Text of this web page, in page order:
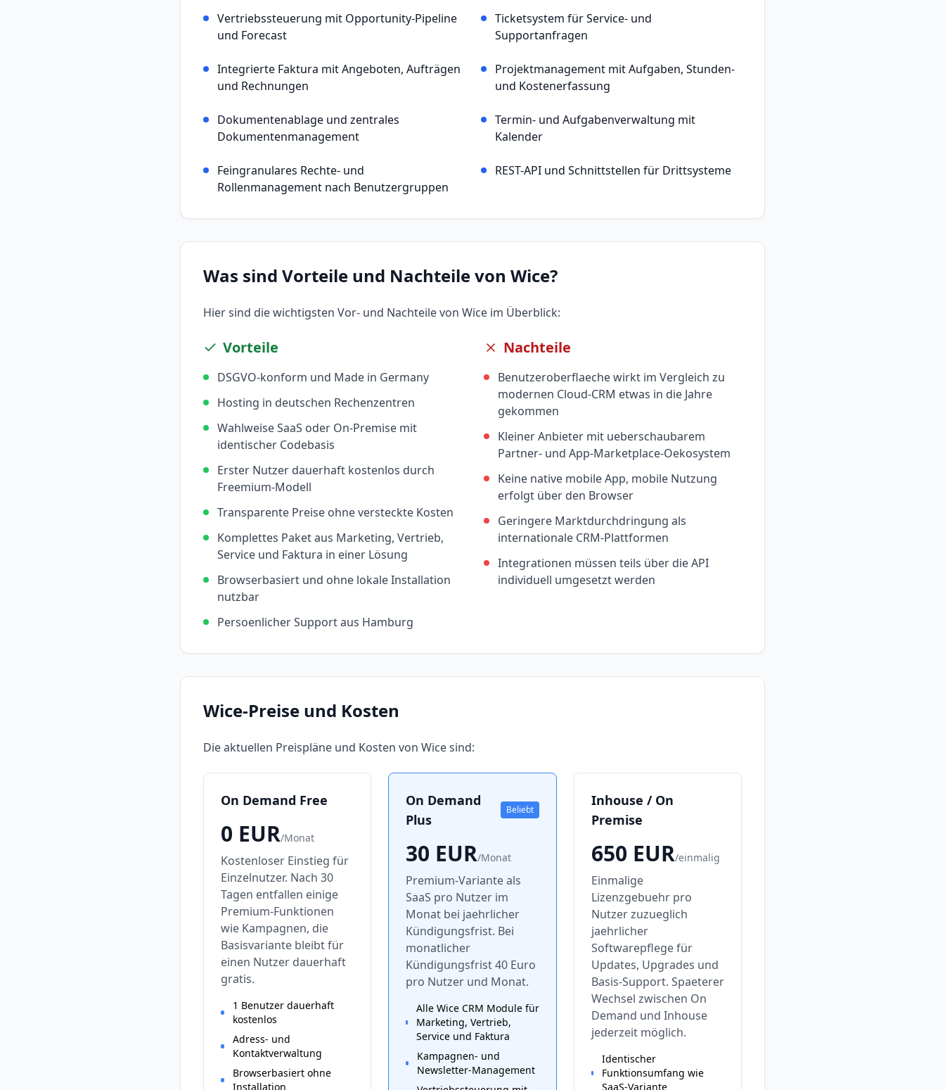
Vertriebssteuerung mit Opportunity-Pipeline
und Forecast
Ticketsystem für Service- und
Supportanfragen
Integrierte Faktura mit Angeboten, Aufträgen
und Rechnungen
Projektmanagement mit Aufgaben, Stunden-
und Kostenerfassung
Dokumentenablage und zentrales
Dokumentenmanagement
Termin- und Aufgabenverwaltung mit
Kalender
Feingranulares Rechte- und
Rollenmanagement nach Benutzergruppen
REST-API und Schnittstellen für Drittsysteme
Was sind Vorteile und Nachteile von Wice?
Hier sind die wichtigsten Vor- und Nachteile von Wice im Überblick:
Vorteile
DSGVO-konform und Made in Germany
Hosting in deutschen Rechenzentren
Wahlweise SaaS oder On-Premise mit
identischer Codebasis
Erster Nutzer dauerhaft kostenlos durch
Freemium-Modell
Transparente Preise ohne versteckte Kosten
Komplettes Paket aus Marketing, Vertrieb,
Service und Faktura in einer Lösung
Browserbasiert und ohne lokale Installation
nutzbar
Persoenlicher Support aus Hamburg
Nachteile
Benutzeroberflaeche wirkt im Vergleich zu
modernen Cloud-CRM etwas in die Jahre
gekommen
Kleiner Anbieter mit ueberschaubarem
Partner- und App-Marketplace-Oekosystem
Keine native mobile App, mobile Nutzung
erfolgt über den Browser
Geringere Marktdurchdringung als
internationale CRM-Plattformen
Integrationen müssen teils über die API
individuell umgesetzt werden
Wice-Preise und Kosten
Die aktuellen Preispläne und Kosten von Wicesind:
On Demand Free
0 EUR/Monat
Kostenloser Einstieg für
Einzelnutzer. Nach 30
Tagen entfallen einige
Premium-Funktionen
wie Kampagnen, die
Basisvariante bleibt für
einen Nutzer dauerhaft
gratis.
1 Benutzer dauerhaft
kostenlos
Adress- und
Kontaktverwaltung
Browserbasiert ohne
Installation
On Demand
Plus
Beliebt
30 EUR/Monat
Premium-Variante als
SaaS pro Nutzer im
Monat bei jaehrlicher
Kündigungsfrist. Bei
monatlicher
Kündigungsfrist 40 Euro
pro Nutzer und Monat.
Alle Wice CRM Module für
Marketing, Vertrieb,
Service und Faktura
Kampagnen- und
Newsletter-Management
Inhouse / On
Premise
650 EUR/einmalig
Einmalige
Lizenzgebuehr pro
Nutzer zuzueglich
jaehrlicher
Softwarepflege für
Updates, Upgrades und
Basis-Support. Spaeterer
Wechsel zwischen On
Demand und Inhouse
jederzeit möglich.
Identischer
Funktionsumfang wie
SaaS-Variante